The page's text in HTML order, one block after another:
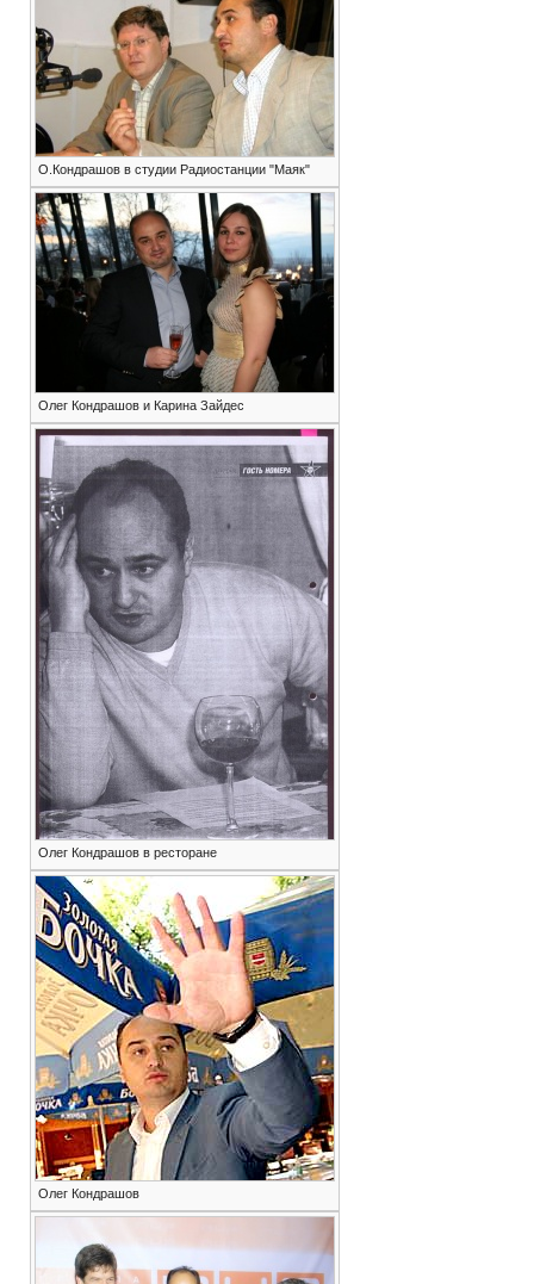
О.Кондрашов в студии Радиостанции "Маяк"
Олег Кондрашов и Карина Зайдес
Олег Кондрашов в ресторане
Олег Кондрашов